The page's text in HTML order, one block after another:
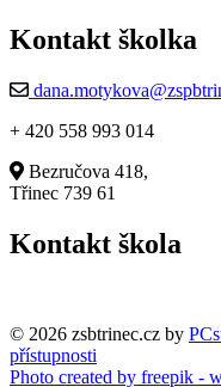
Kontakt školka
+ 420 558 993 014
Bezručova 418,
Třinec 739 61
Kontakt škola
© 2026 zsbtrinec.cz by
přístupnosti
Photo created by freepik -